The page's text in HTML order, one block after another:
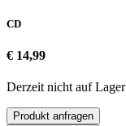
CD
€ 14,99
Derzeit nicht auf Lager
Produkt anfragen